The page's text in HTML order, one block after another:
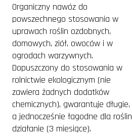
Organiczny nawóz do
powszechnego stosowania w
uprawach roślin ozdobnych,
domowych, ziół, owoców i w
ogrodach warzywnych.
Dopuszczony do stosowania w
rolnictwie ekologicznym (nie
zawiera żadnych dodatków
chemicznych), gwarantuje długie,
a jednocześnie łagodne dla roślin
działanie (3 miesiące).